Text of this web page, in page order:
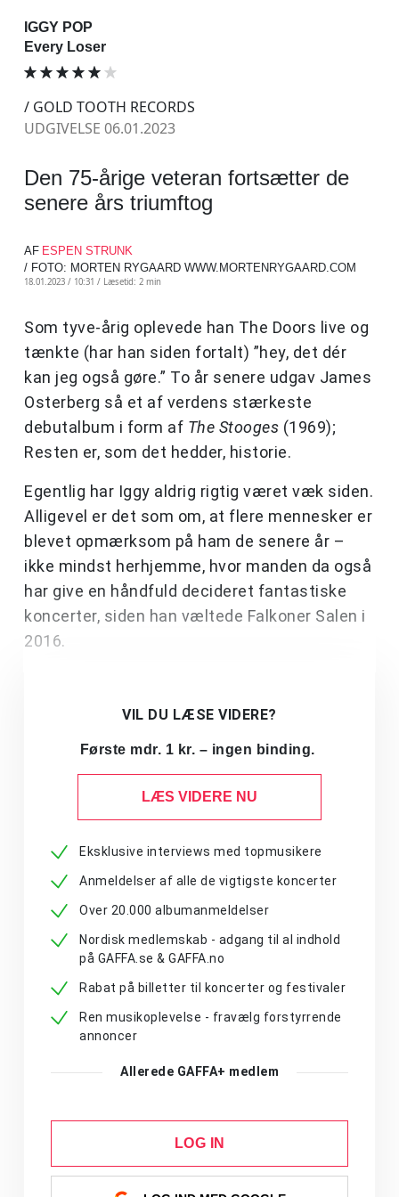
IGGY POP
Every Loser
/ GOLD TOOTH RECORDS
UDGIVELSE 06.01.2023
Den 75-årige veteran fortsætter de
senere års triumftog
AF ESPEN STRUNK
/ FOTO: MORTEN RYGAARD WWW.MORTENRYGAARD.COM
18.01.2023 / 10:31 / Læsetid: 2 min
Som tyve-årig oplevede han The Doors live og
tænkte (har han siden fortalt) ”hey, det dér
kan jeg også gøre.” To år senere udgav James
Osterberg så et af verdens stærkeste
debutalbum i form af The Stooges (1969);
Resten er, som det hedder, historie.
Egentlig har Iggy aldrig rigtig været væk siden.
Alligevel er det som om, at flere mennesker er
blevet opmærksom på ham de senere år –
ikke mindst herhjemme, hvor manden da også
har give en håndfuld decideret fantastiske
koncerter, siden han væltede Falkoner Salen i
2016.
VIL DU LÆSE VIDERE?
Første mdr. 1 kr. – ingen binding.
LÆS VIDERE NU
Eksklusive interviews med topmusikere
Anmeldelser af alle de vigtigste koncerter
Over 20.000 albumanmeldelser
Nordisk medlemskab - adgang til al indhold
på GAFFA.se & GAFFA.no
Rabat på billetter til koncerter og festivaler
Ren musikoplevelse - fravælg forstyrrende
annoncer
Allerede GAFFA+ medlem
LOG IN